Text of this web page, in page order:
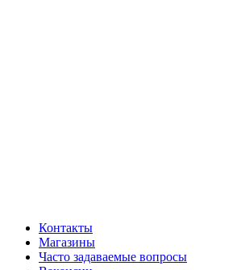
Контакты
Магазины
Часто задаваемые вопросы